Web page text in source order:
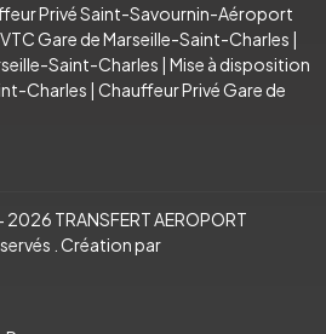
Privé Saint-Savournin-Aéroport
Gare de Marseille-Saint-Charles |
Saint-Charles | Mise à disposition
Charles | Chauffeur Privé Gare de
TRANSFERT AEROPORT
. Création par